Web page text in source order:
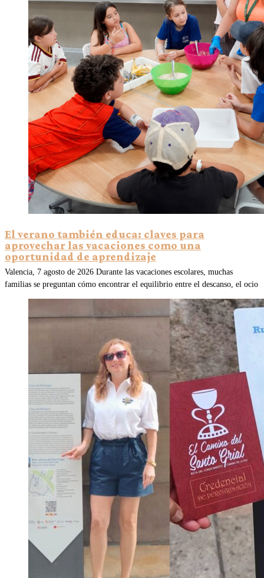
El verano también educa: claves para
aprovechar las vacaciones como una
oportunidad de aprendizaje
Valencia, 7 agosto de 2026 Durante las vacaciones escolares, muchas
familias se preguntan cómo encontrar el equilibrio entre el descanso, el ocio